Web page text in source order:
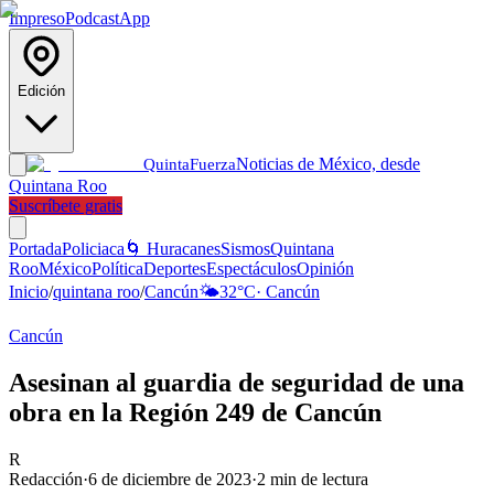
ImpresoPodcastApp
Edición
QuintaFuerzaNoticias de México, desde
Quintana Roo
Suscríbete gratis
PortadaPoliciaca 🌀 HuracanesSismosQuintana
RooMéxicoPolíticaDeportesEspectáculosOpinión
Inicio/quintana roo/Cancún🌤️32°C· Cancún
Cancún
Asesinan al guardia de seguridad de una
obra en la Región 249 de Cancún
R
Redacción·6 de diciembre de 2023·2 min de lectura